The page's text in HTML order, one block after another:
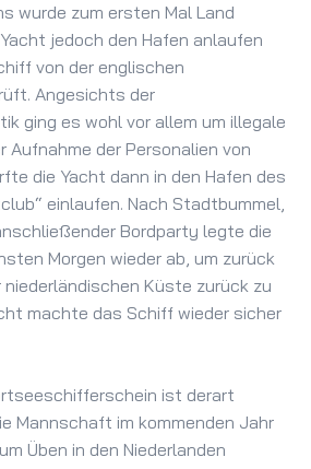
wurde zum ersten Mal Land
jedoch den Hafen anlaufen
von der englischen
Angesichts der
ging es wohl vor allem um illegale
Aufnahme der Personalien von
die Yacht dann in den Hafen des
einlaufen. Nach Stadtbummel,
Bordparty legte die
Morgen wieder ab, um zurück
niederländischen Küste zurück zu
machte das Schiff wieder sicher
ist derart
Mannschaft im kommenden Jahr
Üben in den Niederlanden